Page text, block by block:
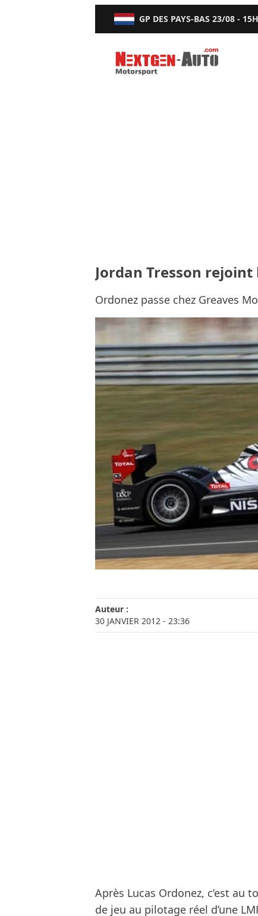
GP DES PAYS-BAS 23/08 -
Nextgen-Auto.com
Jordan Tresson rejoint
Ordonez passe chez Greaves
Auteur :
30 JANVIER 2012 - 23:36
Après Lucas Ordonez, c’est au
de jeu au pilotage réel d’une